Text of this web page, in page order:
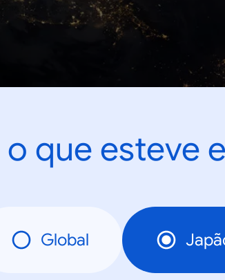
o que esteve
Global